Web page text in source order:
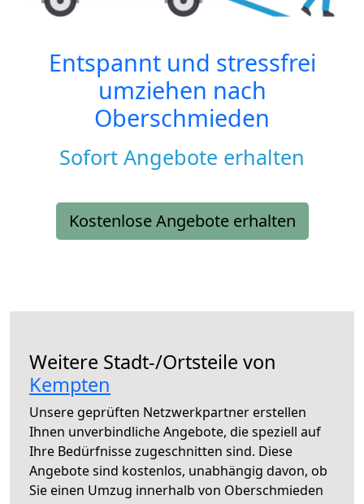
Entspannt und stressfrei
umziehen nach
Oberschmieden
Sofort Angebote erhalten
Kostenlose Angebote erhalten
Weitere Stadt-/Ortsteile von
Kempten
Unsere geprüften Netzwerkpartner erstellen
Ihnen unverbindliche Angebote, die speziell auf
Ihre Bedürfnisse zugeschnitten sind. Diese
Angebote sind kostenlos, unabhängig davon, ob
Sie einen Umzug innerhalb von Oberschmieden